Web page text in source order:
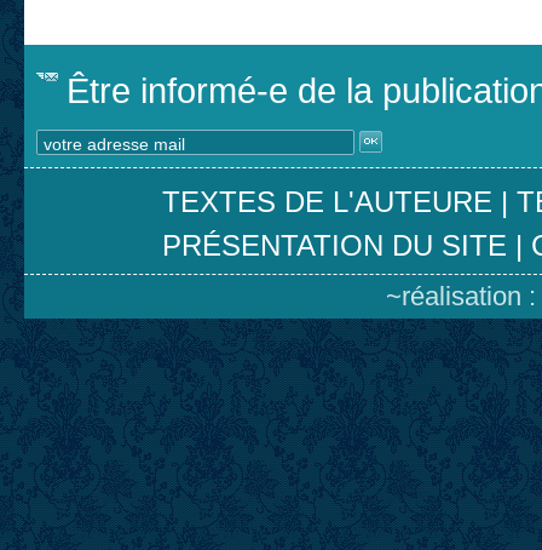
Être informé-e de la
TEXTES DE L'AUTEURE |
PRÉSENTATION DU SITE |
~réalisation